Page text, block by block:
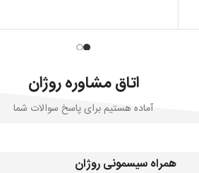
اتاق مشاوره روژان
آماده هستیم برای پاسخ سوالات شما
همراه سیسمونی روژان